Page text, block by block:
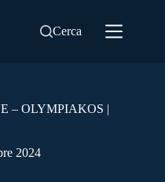
Cerca
– OLYMPIAKOS |
2024